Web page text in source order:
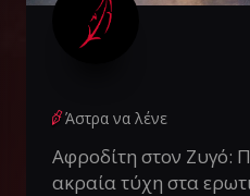
Άστρα να λένε
Αφροδίτη στον Ζυγό:
ακραία τύχη στα